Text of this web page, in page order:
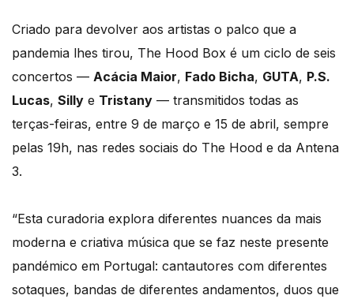
Criado para devolver aos artistas o palco que a
pandemia lhes tirou, The Hood Box é um ciclo de seis
concertos — Acácia Maior, Fado Bicha, GUTA, P.S.
Lucas, Silly e Tristany — transmitidos todas as
terças-feiras, entre 9 de março e 15 de abril, sempre
pelas 19h, nas redes sociais do The Hood e da Antena
3.
“Esta curadoria explora diferentes nuances da mais
moderna e criativa música que se faz neste presente
pandémico em Portugal: cantautores com diferentes
sotaques, bandas de diferentes andamentos, duos que